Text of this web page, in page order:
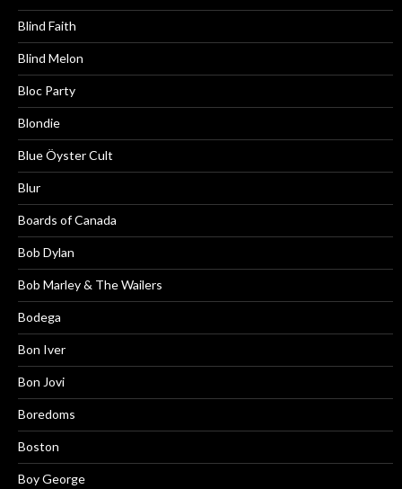
Blind Faith
Blind Melon
Bloc Party
Blondie
Blue Öyster Cult
Blur
Boards of Canada
Bob Dylan
Bob Marley & The Wailers
Bodega
Bon Iver
Bon Jovi
Boredoms
Boston
Boy George